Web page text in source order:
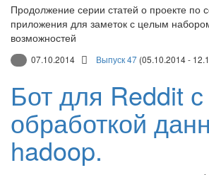
Продолжение серии статей о проекте по
приложения для заметок с целым
возможностей
07.10.2014 Выпуск 47 (05.10.2014 -
Бот для Reddit с
обработкой
hadoop.